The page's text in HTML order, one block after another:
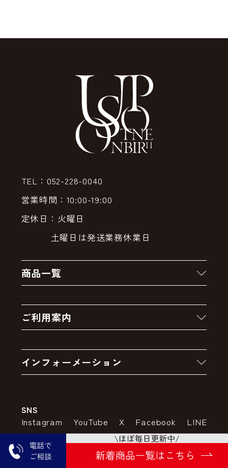
TEL：052-228-0040
営業時間：10:00-19:00
定休日：火曜日
土曜日は発送業務休業日
商品一覧
クーポン
卸販売・大量注文
アウトレットセール
ご利用案内
お支払いについて
返品について
インフォーメーション
特定商取引法の表示
個人情報の取り扱いについて
SSLサーバー証明書とは
SNS
Instagram YouTube X Facebook LINE
コーポレートサイト